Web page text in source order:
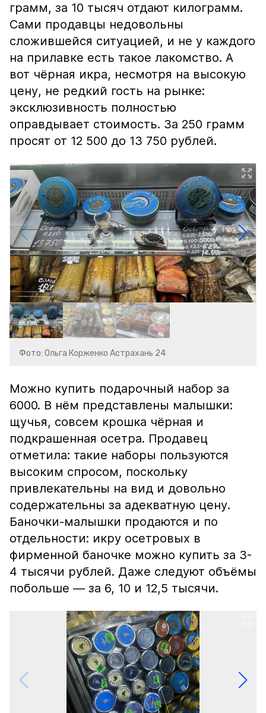
грамм, за 10 тысяч отдают килограмм.
Сами продавцы недовольны
сложившейся ситуацией, и не у каждого
на прилавке есть такое лакомство. А
вот чёрная икра, несмотря на высокую
цену, не редкий гость на рынке:
эксклюзивность полностью
оправдывает стоимость. За 250 грамм
просят от 12 500 до 13 750 рублей.
Фото: Ольга Корженко Астрахань 24
Можно купить подарочный набор за
6000. В нём представлены малышки:
щучья, совсем крошка чёрная и
подкрашенная осетра. Продавец
отметила: такие наборы пользуются
высоким спросом, поскольку
привлекательны на вид и довольно
содержательны за адекватную цену.
Баночки-малышки продаются и по
отдельности: икру осетровых в
фирменной баночке можно купить за 3-
4 тысячи рублей. Даже следуют объёмы
побольше — за 6, 10 и 12,5 тысячи.